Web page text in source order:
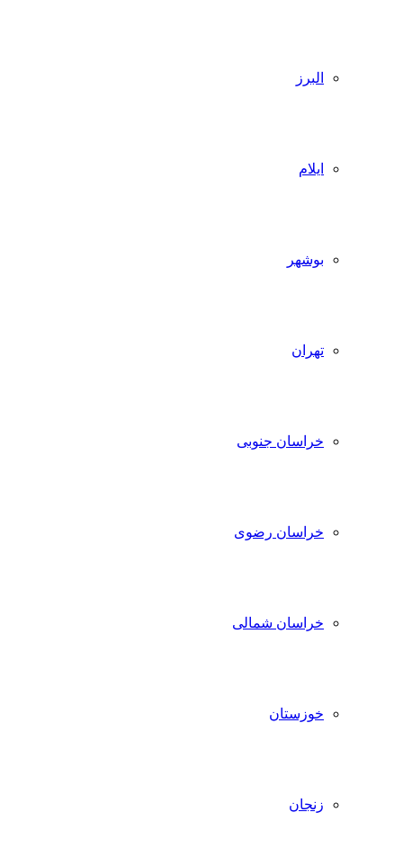
البرز
ایلام
بوشهر
تهران
خراسان جنوبی
خراسان رضوی
خراسان شمالی
خوزستان
زنجان